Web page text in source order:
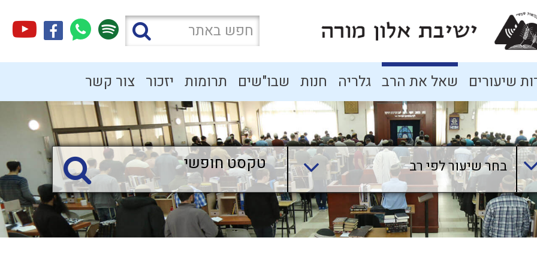
שיעורים שאל את הרב גלריה חנות שבו"שים תרומות יזכור צור קשר
בחר שיעור לפי רב